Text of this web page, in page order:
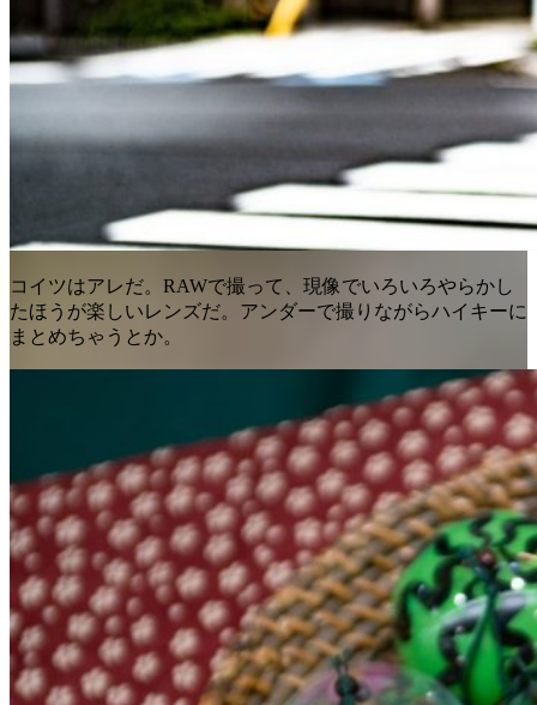
コイツはアレだ。RAWで撮って、現像でいろいろやらかし
たほうが楽しいレンズだ。アンダーで撮りながらハイキーに
まとめちゃうとか。